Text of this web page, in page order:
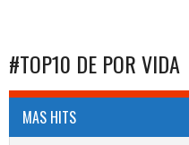
#TOP10 DE POR VIDA
MAS HITS